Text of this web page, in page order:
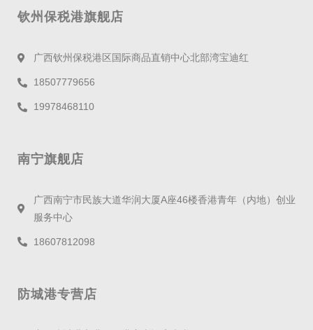
钦州保税港旗舰店
广西钦州保税港区国际商品直销中心北部湾宝迪红
18507779656
19978468110
南宁旗舰店
广西南宁市民族大道华润大厦A座46楼香港青年（内地）创业
服务中心
18607812098
防城港专营店